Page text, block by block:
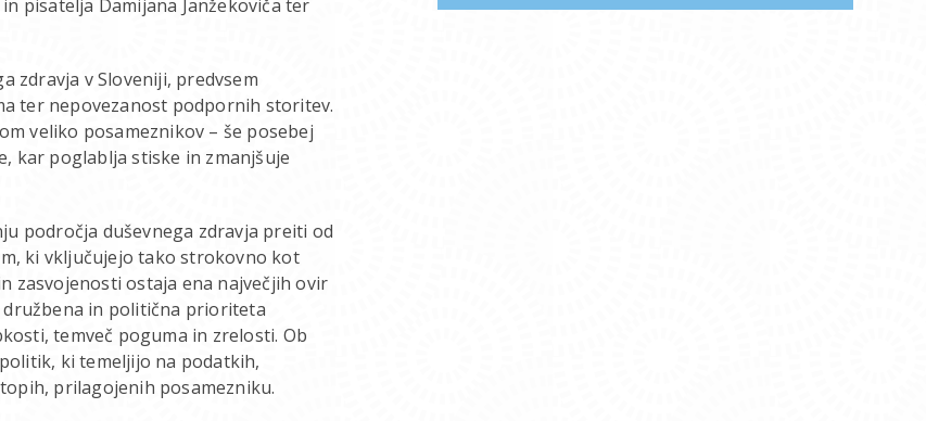
pisatelja Damijana Janžekoviča ter
zdravja v Sloveniji, predvsem
ter nepovezanost podpornih storitev.
veliko posameznikov – še posebej
kar poglablja stiske in zmanjšuje
področja duševnega zdravja preiti od
ki vključujejo tako strokovno kot
zasvojenosti ostaja ena največjih ovir
in politična prioriteta
temveč poguma in zrelosti. Ob
ki temeljijo na podatkih,
prilagojenih posamezniku.